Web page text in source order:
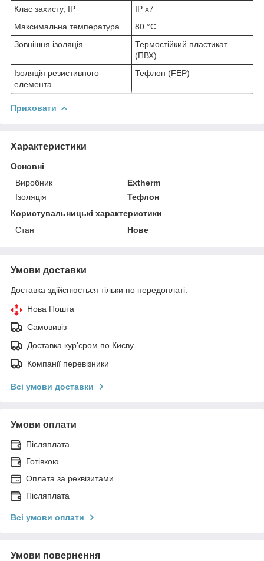
Клас захисту, IP
IP x7
Максимальна температура
80 °С
Зовнішня ізоляція
Термостійкий пластикат
(ПВХ)
Ізоляція резистивного
елемента
Тефлон (FEP)
Приховати
Характеристики
Основні
Виробник
Extherm
Ізоляція
Тефлон
Користувальницькі характеристики
Стан
Нове
Умови доставки
Доставка здійснюється тільки по передоплаті.
Нова Пошта
Самовивіз
Доставка кур'єром по Києву
Компанії перевізники
Всі умови доставки
Умови оплати
Післяплата
Готівкою
Оплата за реквізитами
Післяплата
Всі умови оплати
Умови повернення